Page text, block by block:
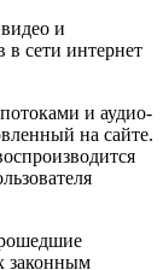
и
в сети интернет
и аудио-
на сайте.
законным